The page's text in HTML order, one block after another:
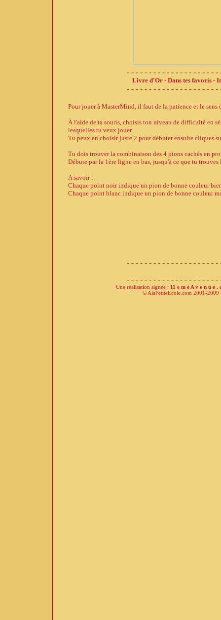
- - - - - - - - - - - - - - - - - - - - -
Livre d'Or - Dans tes favoris -
- - - - - - - - - - - - - - - - - - - - -
Pour jouer à MasterMind, il faut de la patience et le sens
À l'aide de ta souris, choisis ton niveau de difficulté en
lesquelles tu veux jouer.
Tu peux en choisir juste 2 pour débuter ensuite cliques
Tu dois trouver la combinaison des 4 pions cachés en
Débute par la 1ère ligne en bas, jusqu'à ce que tu
A savoir :
Chaque point noir indique un pion de bonne couleur
Chaque point blanc indique un pion de bonne couleur
- - - - - - - - - - - - - - - - - - - - -
- - - - - - - - - - - - - - - - - - - - -
Une réalisation signée : 11 e m e A v e n u e .
© AlaPetiteEcole.com 2001-2009